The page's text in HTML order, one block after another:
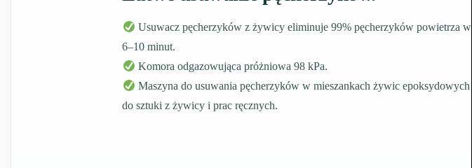
Usuwacz pęcherzyków z żywicy eliminuje 99% pęcherzyków powietrza w
6–10 minut.
Komora odgazowująca próżniowa 98 kPa.
Maszyna do usuwania pęcherzyków w mieszankach żywic epoksydowych
do sztuki z żywicy i prac ręcznych.